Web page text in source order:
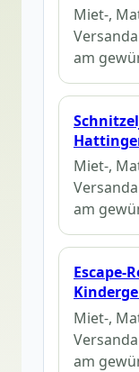
Miet-,
am
Miet-,
am
Escape-
Miet-,
am